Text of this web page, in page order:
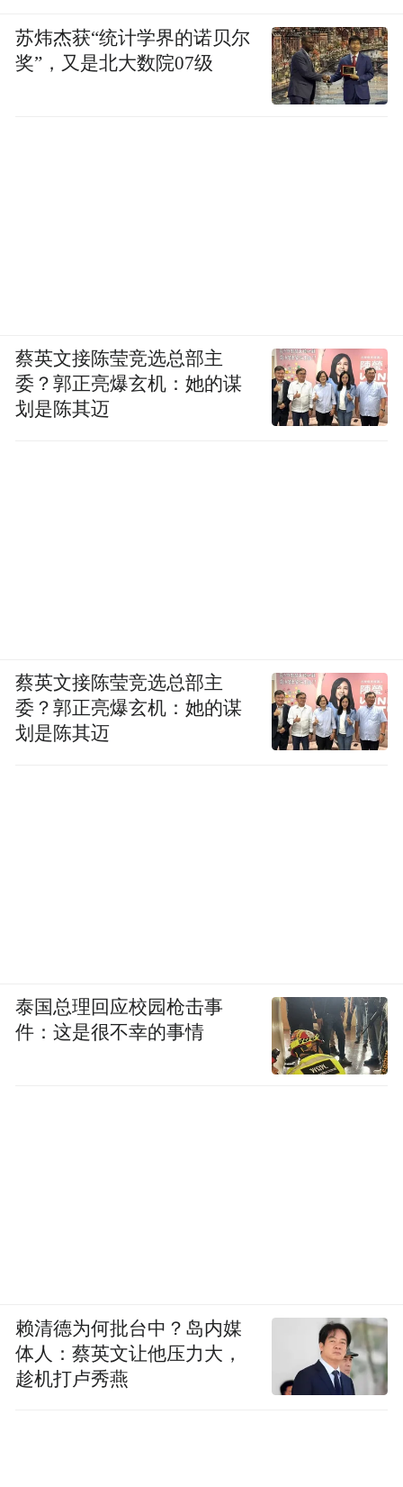
苏炜杰获“统计学界的诺贝尔
奖”，又是北大数院07级
蔡英文接陈莹竞选总部主
委？郭正亮爆玄机：她的谋
划是陈其迈
蔡英文接陈莹竞选总部主
委？郭正亮爆玄机：她的谋
划是陈其迈
泰国总理回应校园枪击事
件：这是很不幸的事情
赖清德为何批台中？岛内媒
体人：蔡英文让他压力大，
趁机打卢秀燕